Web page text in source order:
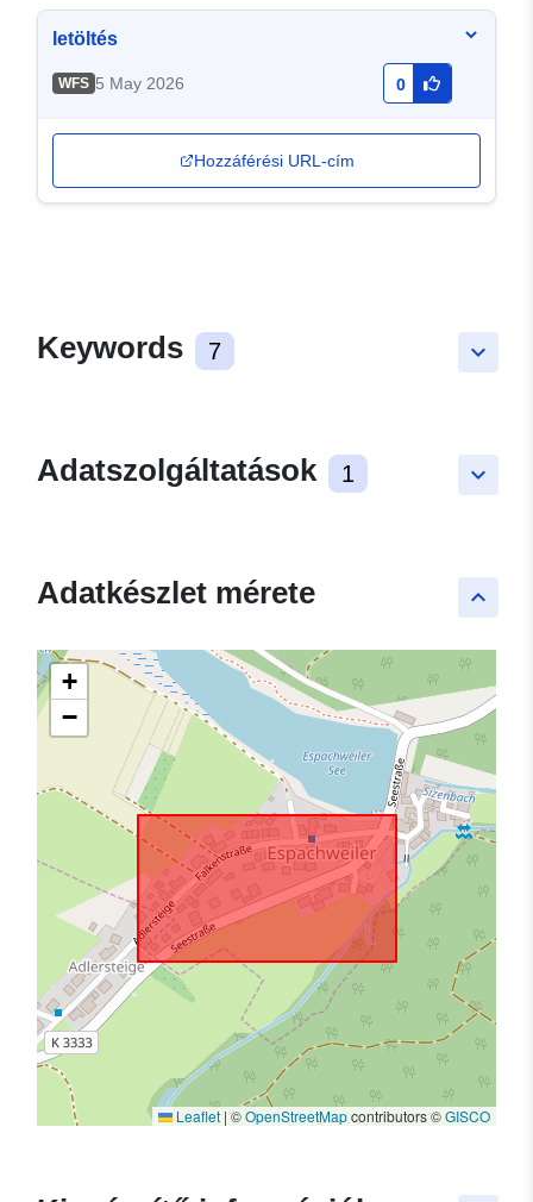
letöltés
WFS 5 May 2026 0
Hozzáférési URL-cím
keyboard_arrow_down
Keywords 7
keyboard_arrow_down
Adatszolgáltatások 1
keyboard_arrow_up
Adatkészlet mérete
+
−
Leaflet|©OpenStreetMapcontributors ©GISCO